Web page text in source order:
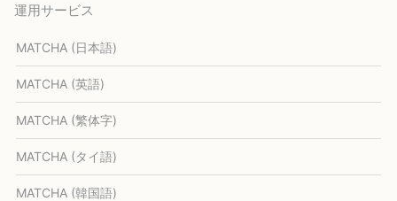
運用サービス
MATCHA (日本語)
MATCHA (英語)
MATCHA (繁体字)
MATCHA (タイ語)
MATCHA (韓国語)